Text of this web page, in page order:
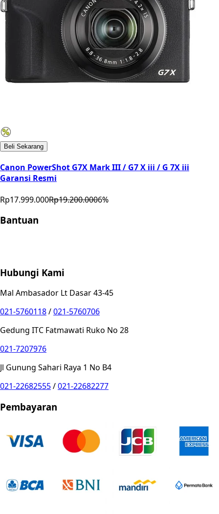
Beli Sekarang
Canon PowerShot G7X Mark III / G7 X iii / G 7X iii
Garansi Resmi
Rp17.999.000Rp19.200.0006%
Bantuan
Hubungi Kami
Mal Ambasador Lt Dasar 43-45
021-5760118/021-5760706
Gedung ITC Fatmawati Ruko No 28
021-7207976
Jl Gunung Sahari Raya 1 No B4
021-22682555/021-22682277
Pembayaran